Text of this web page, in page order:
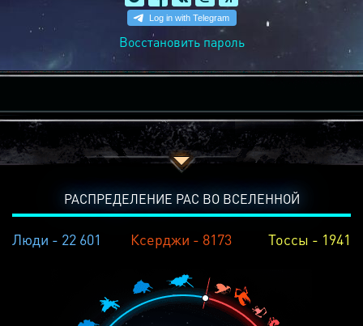
Восстановить пароль
РАСПРЕДЕЛЕНИЕ РАС ВО ВСЕЛЕННОЙ
Люди - 22 601 Ксерджи - 8173 Тоссы - 1941